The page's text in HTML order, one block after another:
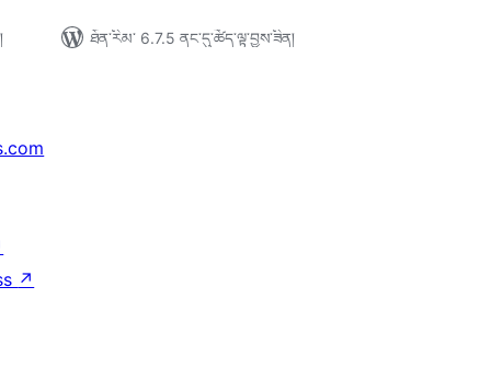
ཐོན་རིམ་ 6.7.5 ནང་དུ་ཚོད་ལྟ་བྱས་ཟིན།
↗